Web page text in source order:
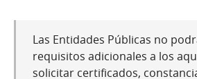
Las Entidades Públicas no
requisitos adicionales a los
solicitar certificados,